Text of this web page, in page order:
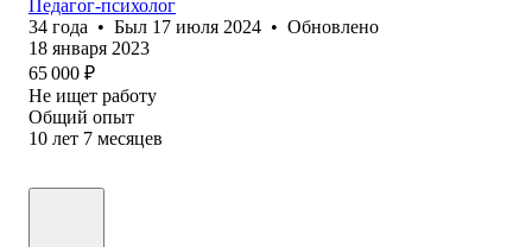
Педагог-психолог
34 года • Был 17 июля 2024 • Обновлено
18 января 2023
65 000 ₽
Не ищет работу
Общий опыт
10 лет 7 месяцев